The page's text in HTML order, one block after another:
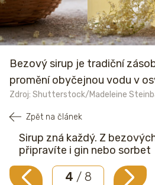
Bezový sirup je tradiční
promění obyčejnou vodu v
Zdroj: Shutterstock/Madeleine
Zpět na článek
Sirup zná každý. Z
připravíte i gin nebo sorbet
4 / 8